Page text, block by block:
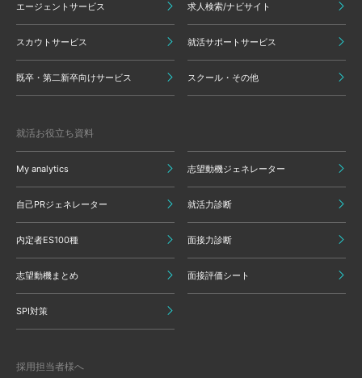
エージェントサービス 求人検索/ナビサイト
スカウトサービス 就活サポートサービス
既卒・第二新卒向けサービス スクール・その他
就活お役立ち資料
My analytics 志望動機ジェネレーター
自己PRジェネレーター 就活力診断
内定者ES100種 面接力診断
志望動機まとめ 面接評価シート
SPI対策
採用担当者様へ